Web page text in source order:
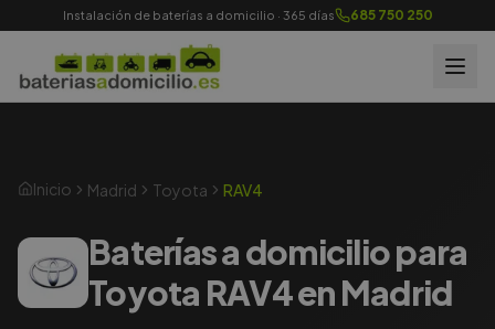
Instalación de baterías a domicilio · 365 días 685 750 250
Inicio Madrid Toyota RAV4
Baterías a domicilio para
Toyota RAV4 en Madrid